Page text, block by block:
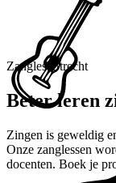
Zangles Utrecht
Beter leren
Zingen is geweldig
Onze zanglessen
docenten. Boek je